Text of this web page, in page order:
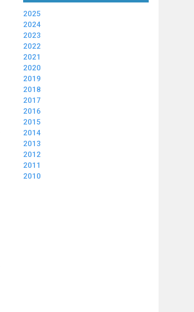
2025
2024
2023
2022
2021
2020
2019
2018
2017
2016
2015
2014
2013
2012
2011
2010